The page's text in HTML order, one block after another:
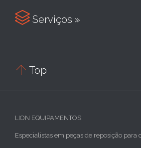
 Serviços »
 Top
LION EQUIPAMENTOS:
Especialistas em peças de reposição para